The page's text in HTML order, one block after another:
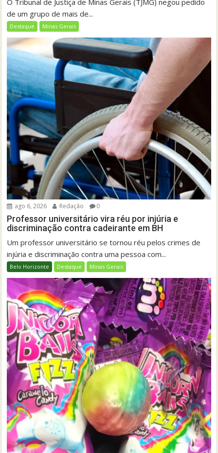
de um grupo de mais de...
Destaque Minas Gerais
ago 6, 2026 Redação 0
Professor universitário vira réu por injúria e
discriminação contra cadeirante em BH
Um professor universitário se tornou réu pelos crimes de
injúria e discriminação contra uma pessoa com...
Belo Horizonte Destaque Minas Gerais